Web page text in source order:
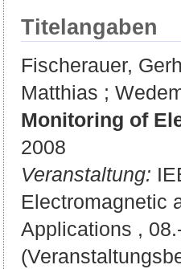
Titelangaben
Fischerauer,
Matthias ;
Monitoring of
2008
Veranstaltung:
Electromagnetic
Applications ,